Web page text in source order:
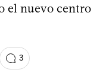
el nuevo centro
3